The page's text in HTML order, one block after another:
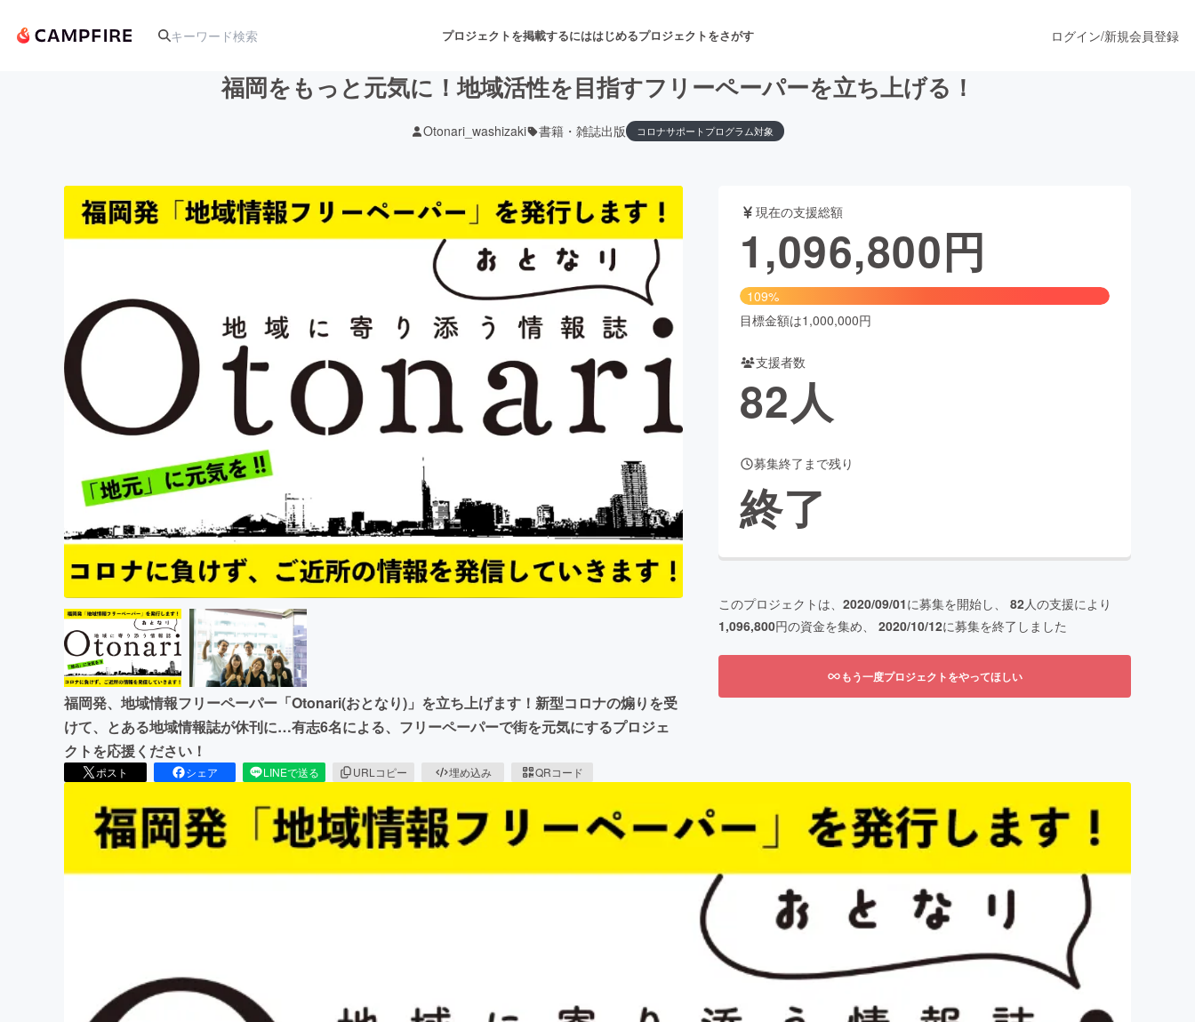
プロジェクトを掲載するにははじめるプロジェクトをさがす
アート・写真 音楽 舞台・パフォーマンス
ゲーム・サービス開発 フード・飲食店 ファッション
映像・映画 書籍・雑誌出版 アニメ・漫画
ビジネス・起業 チャレンジ ビューティー・ヘルスケア
まちづくり・地域活性化
CAMPFIRE Creation
CAMPFIREふるさと納税
machi-ya
ログイン/新規会員登録
福岡をもっと元気に！地域活性を目指すフリーペーパーを立ち上げる！
Otonari_washizaki 書籍・雑誌出版 コロナサポートプログラム対象
福岡発、地域情報フリーペーパー「Otonari(おとなり)」を立ち上げます！新型コロナの煽りを受
けて、とある地域情報誌が休刊に…有志6名による、フリーペーパーで街を元気にするプロジェ
クトを応援ください！
ポスト シェア LINEで送る URLコピー 埋め込み QRコード
現在の支援総額
1,096,800円
109%
目標金額は1,000,000円
支援者数
82人
募集終了まで残り
終了
このプロジェクトは、 2020/09/01に募集を開始し、 82人の支援により
1,096,800円の資金を集め、 2020/10/12に募集を終了しました
もう一度プロジェクトをやってほしい